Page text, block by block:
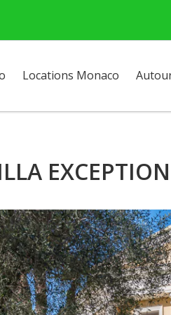
Locations Monaco